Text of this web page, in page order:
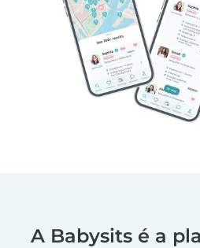
A Babysits é a